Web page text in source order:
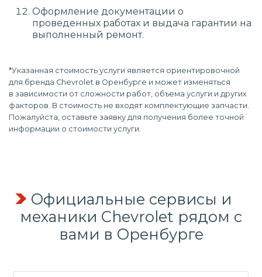
Оформление документации о
проведенных работах и выдача гарантии на
выполненный ремонт.
*Указанная стоимость услуги является ориентировочной
для бренда Chevrolet в Оренбурге и может изменяться
в зависимости от сложности работ, объема услуги и других
факторов. В стоимость не входят комплектующие запчасти.
Пожалуйста, оставьте заявку для получения более точной
информации о стоимости услуги.
Официальные сервисы и
механики Chevrolet рядом с
вами в Оренбурге